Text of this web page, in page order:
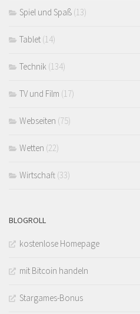
Spiel und Spaß (13)
Tablet (14)
Technik (134)
TV und Film (17)
Webseiten (75)
Wetten (22)
Wirtschaft (33)
BLOGROLL
kostenlose Homepage
mit Bitcoin handeln
Stargames-Bonus